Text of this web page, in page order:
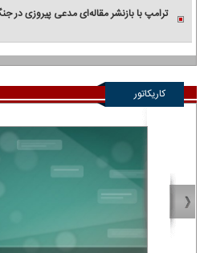
ترامپ با بازنشر مقاله‌ای مدعی پیروزی در
کاریکاتور